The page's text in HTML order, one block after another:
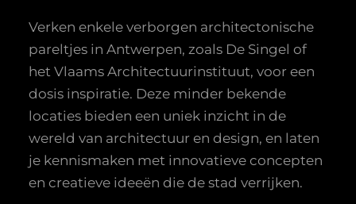
Verken enkele verborgen architectonische
pareltjes in Antwerpen, zoals De Singel of
het Vlaams Architectuurinstituut, voor een
dosis inspiratie. Deze minder bekende
locaties bieden een uniek inzicht in de
wereld van architectuur en design, en laten
je kennismaken met innovatieve concepten
en creatieve ideeën die de stad verrijken.